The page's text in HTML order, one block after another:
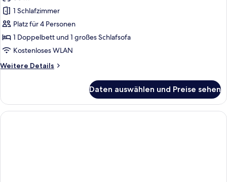
Schlafzimmer,
Meerblick
anzeigen
1 Schlafzimmer
Platz für 4 Personen
1 Doppelbett und 1 großes Schlafsofa
Kostenloses WLAN
Weitere Details
Weitere
1
Schlafzimmer,
Meerblick
Daten auswählen und Preise sehen